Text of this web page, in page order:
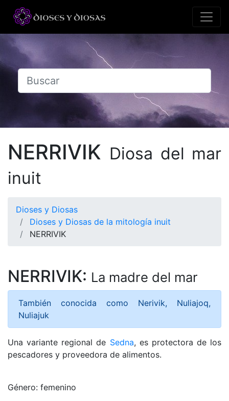
NERRIVIK Diosa del mar
inuit
Dioses y Diosas
Dioses y Diosas de la mitología inuit
NERRIVIK
NERRIVIK: La madre del mar
También conocida como Nerivik, Nuliajoq,
Nuliajuk
Una variante regional de Sedna, es protectora de los
pescadores y proveedora de alimentos.
Género: femenino